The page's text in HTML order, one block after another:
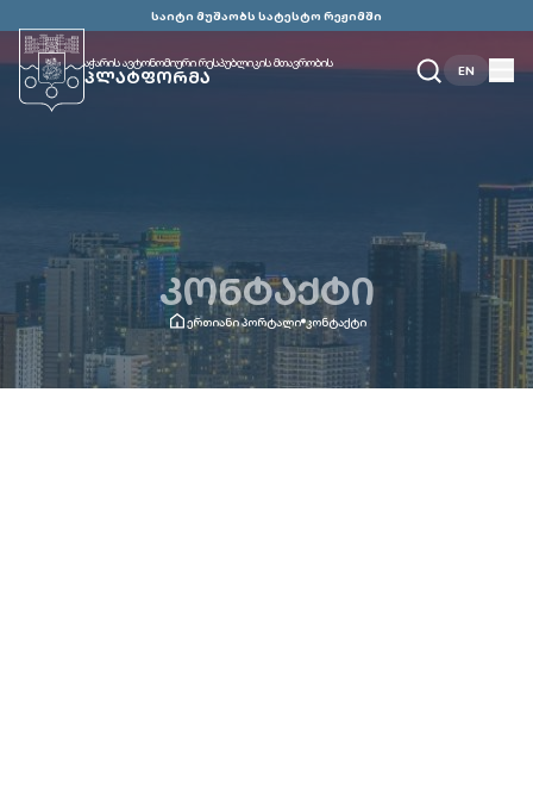
საიტი მუშაობს სატესტო რეჟიმში
აჭარის ავტონომიური რესპუბლიკის მთავრობის
ᲞᲚᲐᲢᲤᲝᲠᲛᲐ EN
ᲙᲝᲜᲢᲐᲥᲢᲘ
ერთიანი პორტალი კონტაქტი